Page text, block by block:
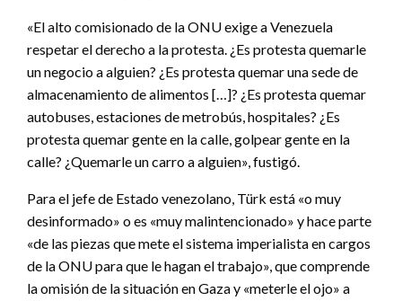
«El alto comisionado de la ONU exige a Venezuela
respetar el derecho a la protesta. ¿Es protesta quemarle
un negocio a alguien? ¿Es protesta quemar una sede de
almacenamiento de alimentos […]? ¿Es protesta quemar
autobuses, estaciones de metrobús, hospitales? ¿Es
protesta quemar gente en la calle, golpear gente en la
calle? ¿Quemarle un carro a alguien», fustigó.
Para el jefe de Estado venezolano, Türk está «o muy
desinformado» o es «muy malintencionado» y hace parte
«de las piezas que mete el sistema imperialista en cargos
de la ONU para que le hagan el trabajo», que comprende
la omisión de la situación en Gaza y «meterle el ojo» a